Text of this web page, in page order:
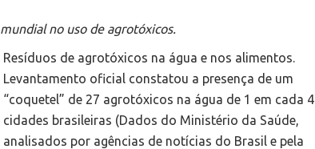
no uso de agrotóxicos.
Resíduos de agrotóxicos na água e nos alimentos.
Levantamento oficial constatou a presença de um
“coquetel” de 27 agrotóxicos na água de 1 em cada 4
cidades brasileiras (Dados do Ministério da Saúde,
analisados por agências de notícias do Brasil e pela